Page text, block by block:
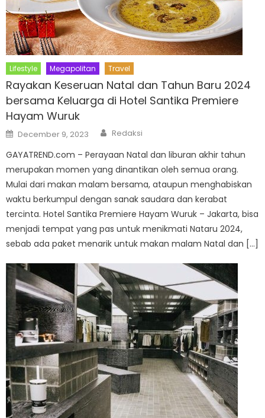
Lifestyle Megapolitan Travel
Rayakan Keseruan Natal dan Tahun Baru 2024
bersama Keluarga di Hotel Santika Premiere
Hayam Wuruk
Posted
on
December 9, 2023 Author
Redaksi
GAYATREND.com – Perayaan Natal dan liburan akhir tahun
merupakan momen yang dinantikan oleh semua orang.
Mulai dari makan malam bersama, ataupun menghabiskan
waktu berkumpul dengan sanak saudara dan kerabat
tercinta. Hotel Santika Premiere Hayam Wuruk – Jakarta, bisa
menjadi tempat yang pas untuk menikmati Nataru 2024,
sebab ada paket menarik untuk makan malam Natal dan […]